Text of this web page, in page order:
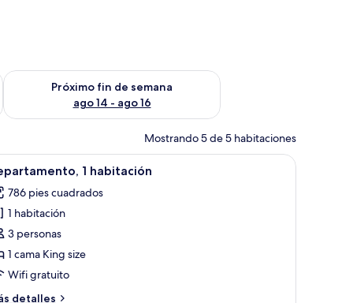
semana ago 7 - ago 9
Próximo fin de semana
ago 14 - ago 16
Consulta la disponibilidad para el próximo fin de semana ago
Mostrando 5 de 5 habitaciones
Un dormitorio moderno de hotel con una
4 1 habitación
786 pies cuadrados
1 habitación
3 personas
1 cama King size
Wifi gratuito
detalles